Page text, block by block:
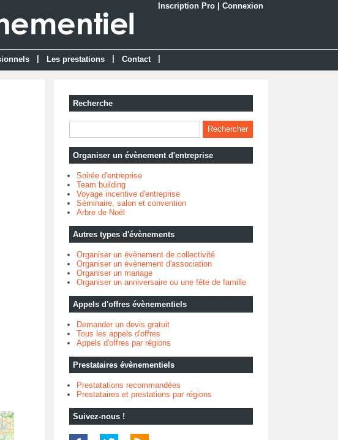
Inscription Pro Connexion
Les prestations Contact
Recherche
Organiser un évènement d'entreprise
Soirée d'entreprise
Team building
Voyage incentive d'entreprise
Séminaire, salon et convention
Arbre de Noël
Autres types d'évènements
Organiser un évènement de collectivité
Organiser un évènement d'association
Organiser un mariage
Organiser un anniversaire ou une fête de famille
Appels d'offres évènementiels
Demander un devis gratuit
Tous les appels d'offres
Appels d'offres par régions
Prestataires évènementiels
Prestatations recommandées
Prestataires et prestations par régions
Suivez-nous !